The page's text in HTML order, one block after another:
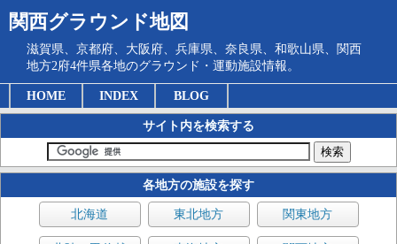
関西グラウンド地図
滋賀県、京都府、大阪府、兵庫県、奈良県、和歌山県、関西
地方2府4件県各地のグラウンド・運動施設情報。
HOME INDEX BLOG
サイト内を検索する
各地方の施設を探す
北海道 東北地方 関東地方